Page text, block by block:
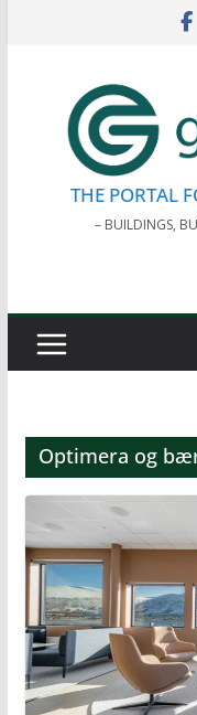
THE PORTAL
– BUILDINGS,
Optimera og